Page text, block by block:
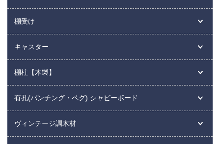
棚受け
キャスター
棚柱【木製】
有孔(パンチング・ペグ) シャビーボード
ヴィンテージ調木材